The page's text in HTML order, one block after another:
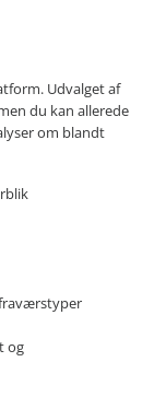
Udvalget af
du kan allerede
om blandt
og